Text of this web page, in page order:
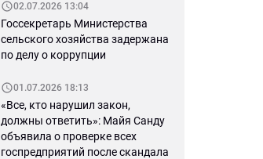
02.07.2026 13:04
Госсекретарь Министерства
сельского хозяйства задержана
по делу о коррупции
01.07.2026 18:13
«Все, кто нарушил закон,
должны ответить»: Майя Санду
объявила о проверке всех
госпредприятий после скандала